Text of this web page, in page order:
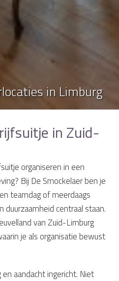
in Limburg
in Zuid-
organiseren in een
Bij De Smockelaer ben je
teamdag of meerdaags
duurzaamheid centraal staan.
van Zuid-Limburg
je als organisatie bewust
aandacht ingericht. Niet